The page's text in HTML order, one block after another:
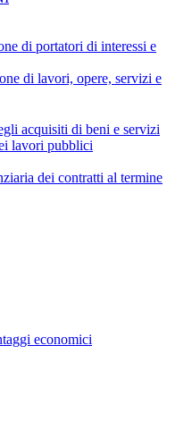
di portatori di interessi e
di lavori, opere, servizi e
acquisiti di beni e servizi
lavori pubblici
dei contratti al termine
economici